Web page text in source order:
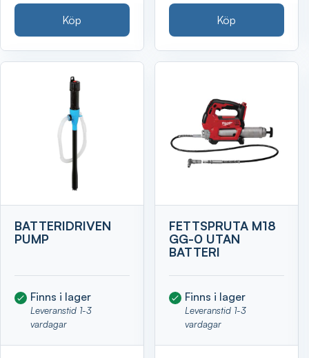
Köp Köp
BATTERIDRIVEN
PUMP
Finns i lager
Leveranstid 1-3
vardagar
FETTSPRUTA M18
GG-0 UTAN
BATTERI
Finns i lager
Leveranstid 1-3
vardagar